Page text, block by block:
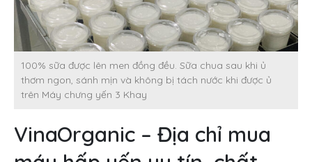
100% sữa được lên men đồng đều. Sữa chua sau khi ủ
thơm ngon, sánh mịn và không bị tách nước khi được ủ
trên Máy chưng yến 3 Khay
VinaOrganic – Địa chỉ mua